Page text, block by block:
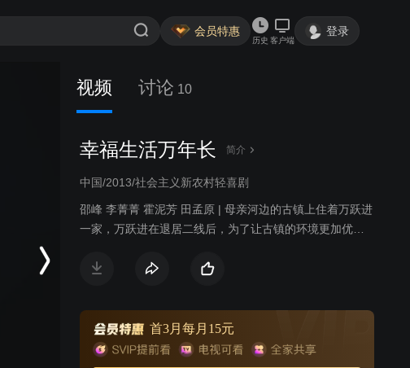
会员特惠
历史 客户端
登录
视频 讨论 10
幸福生活万年长 简介
中国/2013/社会主义新农村轻喜剧
邵峰 李菁菁 霍泥芳 田孟原 | 母亲河边的古镇上住着万跃进
一家，万跃进在退居二线后，为了让古镇的环境更加优
树造林工作留给了年轻的书记马彦芳。万跃进勇于面对各
家的不懈努力，山更绿、天更蓝、水更清。万家也在这一
年喜事连连，儿子大婚、女儿出嫁，过着幸福的生活。
首3月每月15元